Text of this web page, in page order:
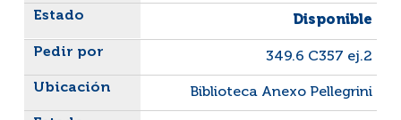
Disponible
349.6 C357 ej.2
Biblioteca Anexo Pellegrini